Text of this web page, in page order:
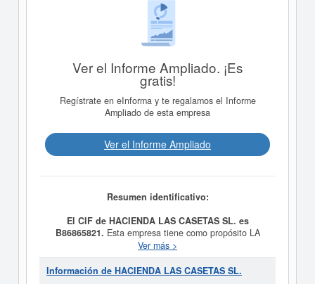
Ver el Informe Ampliado. ¡Es
gratis!
Regístrate en eInforma y te regalamos el Informe
Ampliado de esta empresa
Ver el Informe Ampliado
Resumen identificativo:
El CIF de HACIENDA LAS CASETAS SL. es
B86865821. Esta empresa tiene como propósito LA
EXPLOTACION AGRICOLA, PECUARIA Y FORESTAL,
BIEN DE FORMA DIRECTA O POR TERCEROS,
INCLUSO BAJO LA FORMA JURIDICA DE
Ver más >
Información de HACIENDA LAS CASETAS SL.